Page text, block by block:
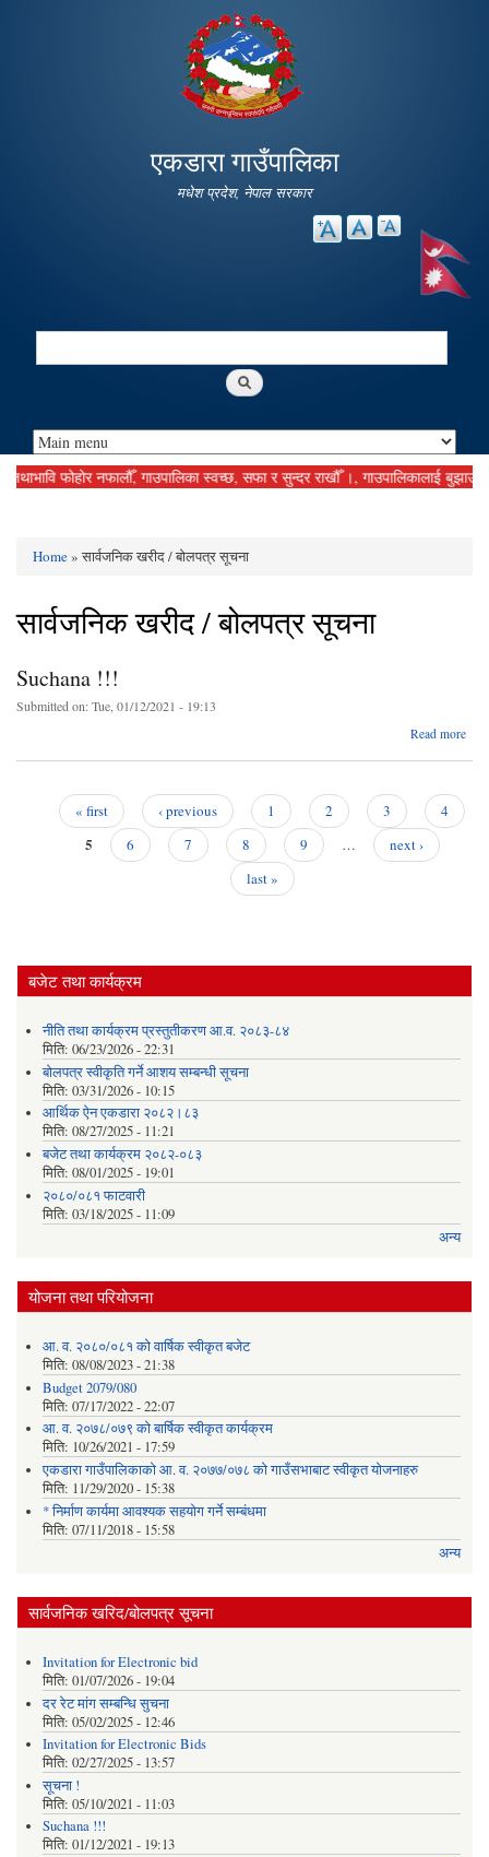
main
content
एकडारा गाउँपालिका
मधेश प्रदेश, नेपाल सरकार
Search
फोहोर नफालौँ, गाउपालिका स्वच्छ, सफा र सुन्दर राखौँ ।, गाउपालिकालाई बुझाउनु
Home» सार्वजनिक खरीद / बोलपत्र सूचना
सार्वजनिक खरीद / बोलपत्र सूचना
Suchana !!!
Submitted on:Tue, 01/12/2021 - 19:13
Read more
« first ‹ previous 1 2 3 4
5 6 7 8 9 …
next ›
last »
बजेट तथा कार्यक्रम
नीति तथा कार्यक्रम प्रस्तुतीकरण आ.व. २०८३-८४
मिति: 06/23/2026 - 22:31
बोलपत्र स्वीकृति गर्ने आशय सम्बन्धी सूचना
मिति: 03/31/2026 - 10:15
आर्थिक ऐन एकडारा २०८२।८३
मिति: 08/27/2025 - 11:21
बजेट तथा कार्यक्रम २०८२-०८३
मिति: 08/01/2025 - 19:01
२०८०/०८१ फाटवारी
मिति: 03/18/2025 - 11:09
अन्य
योजना तथा परियोजना
आ. व. २०८०/०८१ को वार्षिक स्वीकृत बजेट
मिति: 08/08/2023 - 21:38
Budget 2079/080
मिति: 07/17/2022 - 22:07
आ. व. २०७८/०७९ को बार्षिक स्वीकृत कार्यक्रम
मिति: 10/26/2021 - 17:59
एकडारा गाउँपालिकाको आ. व. २०७७/०७८ को गाउँसभाबाट स्वीकृत योजनाहरु
मिति: 11/29/2020 - 15:38
* निर्माण कार्यमा आवश्यक सहयोग गर्ने सम्बंधमा
मिति: 07/11/2018 - 15:58
अन्य
सार्वजनिक खरिद/बोलपत्र सूचना
Invitation for Electronic bid
मिति: 01/07/2026 - 19:04
दर रेट मांग सम्बन्धि सुचना
मिति: 05/02/2025 - 12:46
Invitation for Electronic Bids
मिति: 02/27/2025 - 13:57
सूचना !
मिति: 05/10/2021 - 11:03
Suchana !!!
मिति: 01/12/2021 - 19:13